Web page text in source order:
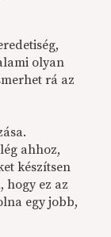
olyan
rá az
ahhoz,
készítsen
hogy ez az
egy jobb,